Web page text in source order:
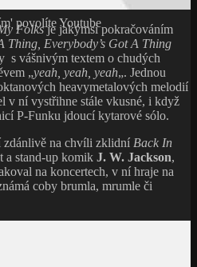
povolíte Youtube
Folksje jakýmsi pokračováním
Thing, Everybody’s Got A Thing
s vášnivým textem o chudých
„yeah, yeah, yeah„. Jednou
heavymetalových melodií
v ní vystřihne stále vkusné, i když
P-Funku jdoucí kytarové sólo.
zdánlivě na chvíli zklidní Back In
a stand-up komik J. W. Jackson,
na koncertech, v ní hraje na
coby brumla, mrumle či